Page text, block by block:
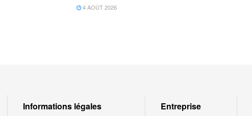
4 AOÛT 2026
Informations légales Entreprise